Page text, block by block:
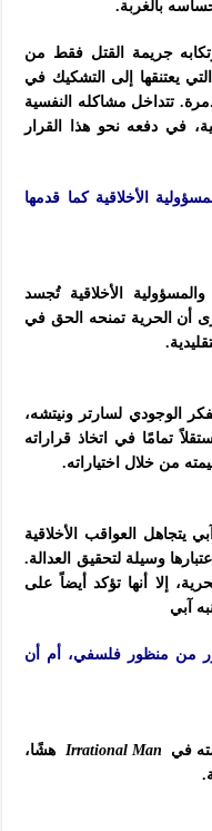
بالغربة.
جريمة القتل فقط من
يعتنقها إلى التشكيك في
تتداخل مشاكله النفسية
في دفعه نحو هذا القرار
الأخلاقية كما قدمها
الأخلاقية تُجسد
أن الحرية تمنحه الحق في
الوجودي لسارتر ونيتشه،
تمامًا في اتخاذ قراراته
من خلال اختياراته.
يتجاهل العواقب الأخلاقية
وسيلة لتحقيق العدالة.
إلا أنها تؤكد أيضاً على
آبي
من منظور فلسفي، أم أن
في Irrational Man هشًا،